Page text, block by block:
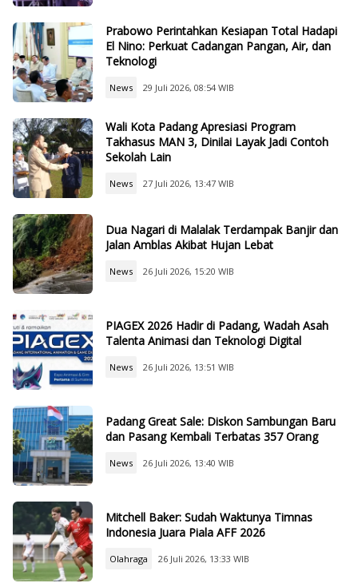
Prabowo Perintahkan Kesiapan Total Hadapi
El Nino: Perkuat Cadangan Pangan, Air, dan
Teknologi
News 29 Juli 2026, 08:54 WIB
Wali Kota Padang Apresiasi Program
Takhasus MAN 3, Dinilai Layak Jadi Contoh
Sekolah Lain
News 27 Juli 2026, 13:47 WIB
Dua Nagari di Malalak Terdampak Banjir dan
Jalan Amblas Akibat Hujan Lebat
News 26 Juli 2026, 15:20 WIB
PIAGEX 2026 Hadir di Padang, Wadah Asah
Talenta Animasi dan Teknologi Digital
News 26 Juli 2026, 13:51 WIB
Padang Great Sale: Diskon Sambungan Baru
dan Pasang Kembali Terbatas 357 Orang
News 26 Juli 2026, 13:40 WIB
Mitchell Baker: Sudah Waktunya Timnas
Indonesia Juara Piala AFF 2026
Olahraga 26 Juli 2026, 13:33 WIB